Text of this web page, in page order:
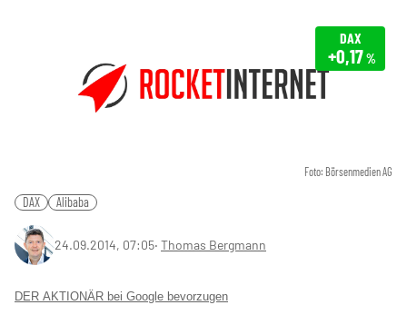
Foto: Börsenmedien AG
DAX
+0,17%
DAX Alibaba
24.09.2014, 07:05‧ Thomas Bergmann
DER AKTIONÄR bei Google bevorzugen